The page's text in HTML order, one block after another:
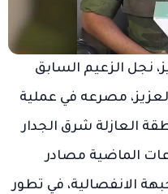
نجل الزعيم السابق
مصرعه في عملية
العازلة شرق الجدار
الماضية مصادر
الانفصالية، في تطور